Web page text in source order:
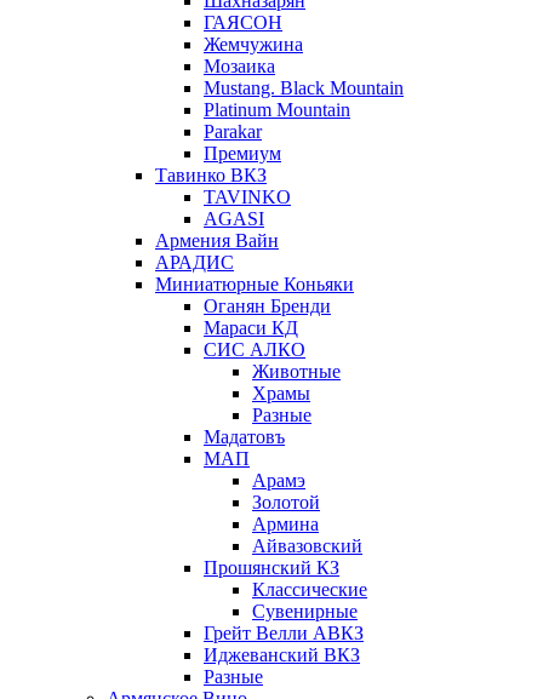
ГАЯСОН
Жемчужина
Мозаика
Mustang. Black Mountain
Platinum Mountain
Parakar
Премиум
Тавинко ВКЗ
TAVINKO
AGASI
Армения Вайн
АРАДИС
Миниатюрные Коньяки
Оганян Бренди
Мараси КД
СИС АЛКО
Животные
Храмы
Разные
Мадатовъ
МАП
Арамэ
Золотой
Армина
Айвазовский
Прошянский КЗ
Классические
Сувенирные
Грейт Велли АВКЗ
Иджеванский ВКЗ
Разные